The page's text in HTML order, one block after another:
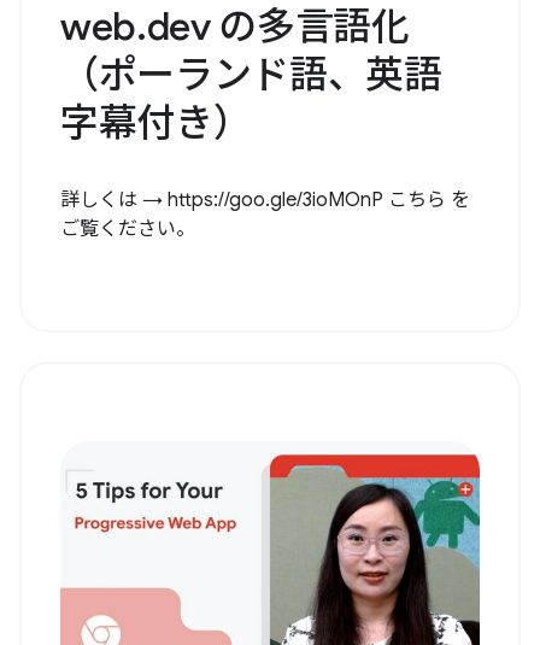
web.dev の多言語化
（ポーランド語、英語
字幕付き）
詳しくは → https://goo.gle/3ioMOnP こちら を
ご覧ください。